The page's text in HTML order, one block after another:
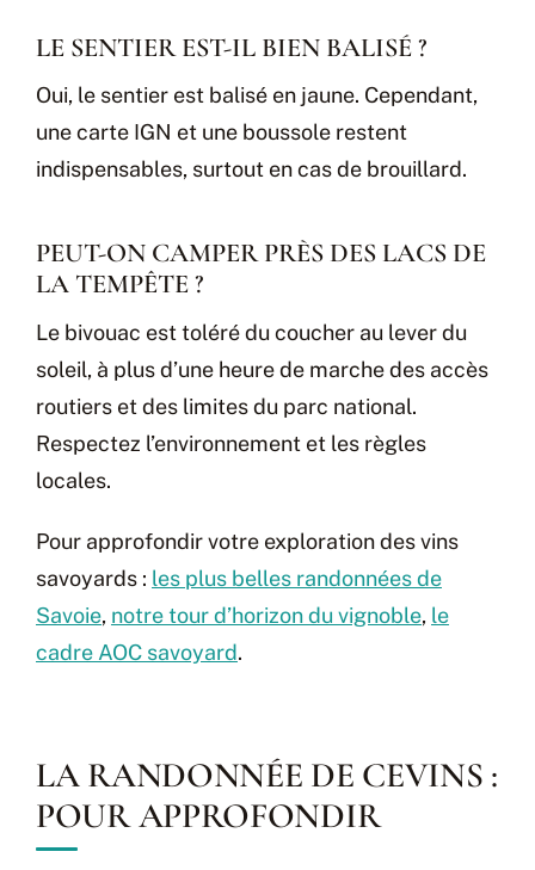
LE SENTIER EST-IL BIEN BALISÉ ?
Oui, le sentier est balisé en jaune. Cependant,
une carte IGN et une boussole restent
indispensables, surtout en cas de brouillard.
PEUT-ON CAMPER PRÈS DES LACS DE
LA TEMPÊTE ?
Le bivouac est toléré du coucher au lever du
soleil, à plus d’une heure de marche des accès
routiers et des limites du parc national.
Respectez l’environnement et les règles
locales.
Pour approfondir votre exploration des vins
savoyards : les plus belles randonnées de
Savoie, notre tour d’horizon du vignoble, le
cadre AOC savoyard.
LA RANDONNÉE DE CEVINS :
POUR APPROFONDIR